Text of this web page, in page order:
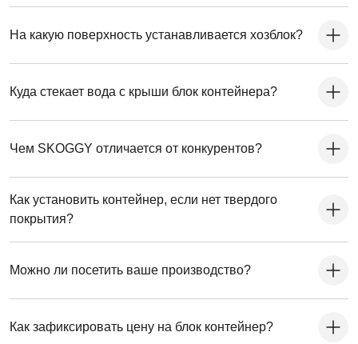
На какую поверхность устанавливается хозблок?
Куда стекает вода с крыши блок контейнера?
Чем SKOGGY отличается от конкурентов?
Как установить контейнер, если нет твердого
покрытия?
Можно ли посетить ваше производство?
Как зафиксировать цену на блок контейнер?